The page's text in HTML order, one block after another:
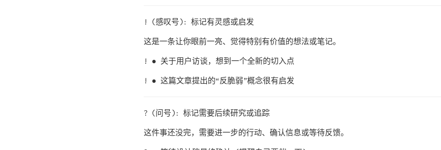
! (感叹号): 标记有灵感或启发
这是一条让你眼前一亮、觉得特别有价值的想法或笔记。
! ● 关于用户访谈，想到一个全新的切入点
! ● 这篇文章提出的“反脆弱”概念很有启发
? (问号): 标记需要后续研究或追踪
这件事还没完，需要进一步的行动、确认信息或等待反馈。